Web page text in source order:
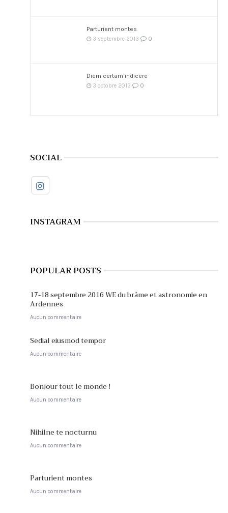
Parturient montes
3 septembre 2013 0
Diem certam indicere
3 octobre 2013 0
SOCIAL
INSTAGRAM
POPULAR POSTS
17-18 septembre 2016 WE du brâme et astronomie en
Ardennes
Aucun commentaire
Sedial eiusmod tempor
Aucun commentaire
Bonjour tout le monde !
Aucun commentaire
Nihilne te nocturnu
Aucun commentaire
Parturient montes
Aucun commentaire